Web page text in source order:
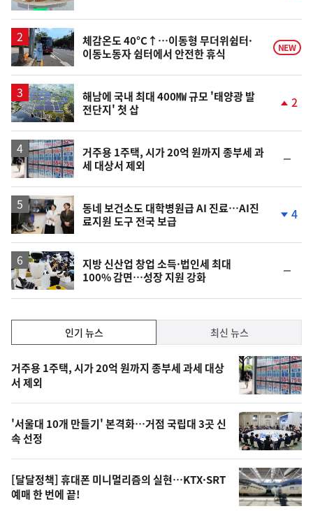
계
승
체감온도 40°C↑…이동형 무더위쉼터·
이동노동자 쉼터에서 안전한 휴식
NEW
해남에 국내 최대 400㎿ 규모 '태양광 발
전단지' 첫 삽
계
2
거주용 1주택, 시가 20억 원까지 종부세 과
세 대상서 제외
일
동네 보건소도 대학병원급 AI 진료…AI진
료지원 도구 전국 보급
계
4
지방 신산업 창업 소득·법인세 최대
100% 감면…성장 지원 강화
일
기,
최
신,
오
늘
의
영
상
인기 뉴스 최신 뉴스
기
뉴
스
거주용 1주택, 시가 20억 원까지 종부세 과세 대상
서 제외
'서울대 10개 만들기' 본격화…거점 국립대 3곳 신
속 선정
[달달정책] 휴대폰 미니멀리즘의 실현…KTX·SRT
예매 한 번에 끝!